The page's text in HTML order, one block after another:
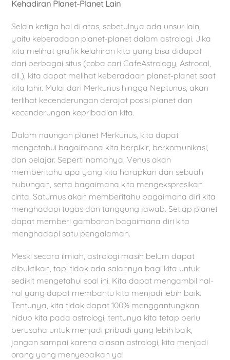
Kehadiran Planet-Planet Lain
Selain ketiga hal di atas, sebetulnya ada unsur lain,
yaitu keberadaan planet-planet dalam astrologi. Jika
kita melihat grafik kelahiran kita yang bisa didapat
dari berbagai situs (coba cari CafeAstrology, Astrocal,
dll.), kita dapat melihat keberadaan planet-planet saat
kita lahir. Mulai dari Merkurius hingga Neptunus, akan
terlihat kecenderungan derajat posisi planet dan
kecenderungan kepribadian kita.
Dalam naungan planet Merkurius, kita dapat
mengetahui bagaimana kita berpikir, berkomunikasi,
dan belajar. Seperti namanya, Venus akan
memberitahu apa yang kita harapkan dari sebuah
hubungan, serta bagaimana kita mengekspresikan
cinta. Saturnus akan memberitahu bagaimana diri kita
menghadapi tugas dan tanggung jawab. Setiap planet
dapat memberi gambaran bagaimana diri kita
menghadapi satu pengalaman.
Meski secara ilmiah, astrologi masih belum dapat
dibuktikan, tapi tidak ada salahnya bagi kita untuk
sedikit mengetahui soal ini. Kita dapat mengambil hal-
hal yang dapat membantu kita menjadi lebih baik.
Tentunya, kita tidak dapat 100% menggantungkan
hidup kita pada astrologi, tentunya kita tetap perlu
berusaha untuk menjadi pribadi yang lebih baik,
jangan sampai karena alasan astrologi, kita menjadi
orang yang menyebalkan ya!